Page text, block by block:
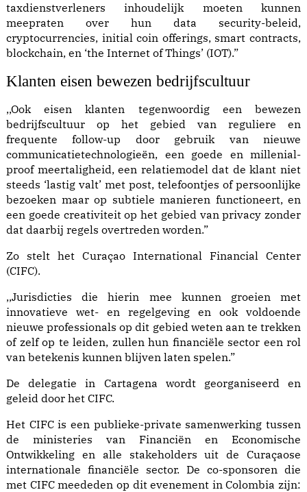
taxdienstverleners inhoudelijk moeten kunnen
meepraten over hun data security-beleid,
cryptocurrencies, initial coin offerings, smart contracts,
blockchain, en ‘the Internet of Things’ (IOT).”
Klanten eisen bewezen bedrijfscultuur
,,Ook eisen klanten tegenwoordig een bewezen
bedrijfscultuur op het gebied van reguliere en
frequente follow-up door gebruik van nieuwe
communicatietechnologieën, een goede en millenial-
proof meertaligheid, een relatiemodel dat de klant niet
steeds ‘lastig valt’ met post, telefoontjes of persoonlijke
bezoeken maar op subtiele manieren functioneert, en
een goede creativiteit op het gebied van privacy zonder
dat daarbij regels overtreden worden.”
Zo stelt het Curaçao International Financial Center
(CIFC).
,,Jurisdicties die hierin mee kunnen groeien met
innovatieve wet- en regelgeving en ook voldoende
nieuwe professionals op dit gebied weten aan te trekken
of zelf op te leiden, zullen hun financiële sector een rol
van betekenis kunnen blijven laten spelen.”
De delegatie in Cartagena wordt georganiseerd en
geleid door het CIFC.
Het CIFC is een publieke-private samenwerking tussen
de ministeries van Financiën en Economische
Ontwikkeling en alle stakeholders uit de Curaçaose
internationale financiële sector. De co-sponsoren die
met CIFC meededen op dit evenement in Colombia zijn: